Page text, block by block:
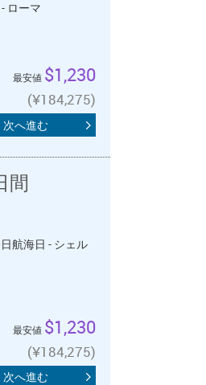
ローマ
最安値 $1,230
(¥184,275)
次へ進む
間
航海日 - シェル
最安値 $1,230
(¥184,275)
次へ進む